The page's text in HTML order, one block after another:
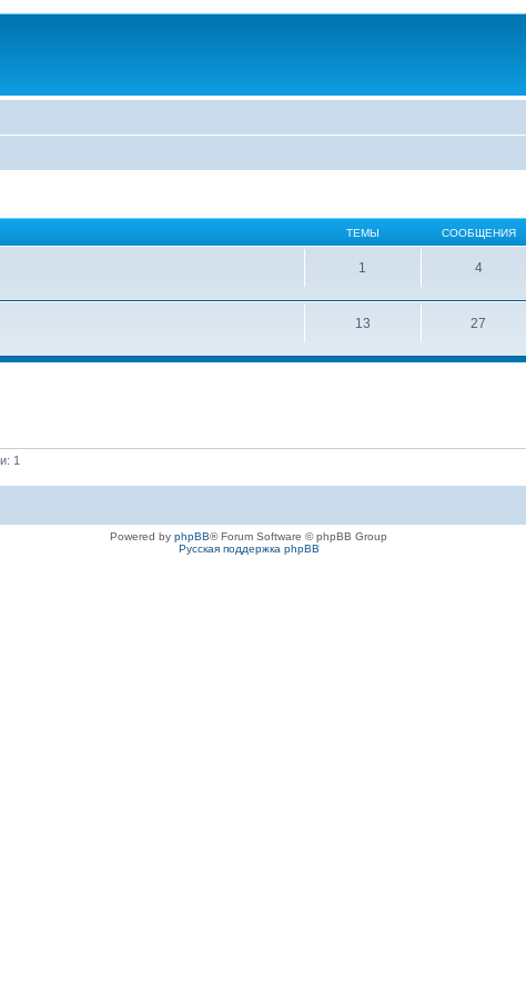
ТЕМЫ СООБЩЕНИЯ
1 4
13 27
1
Powered by phpBB® Forum Software © phpBB Group
Русская поддержка phpBB